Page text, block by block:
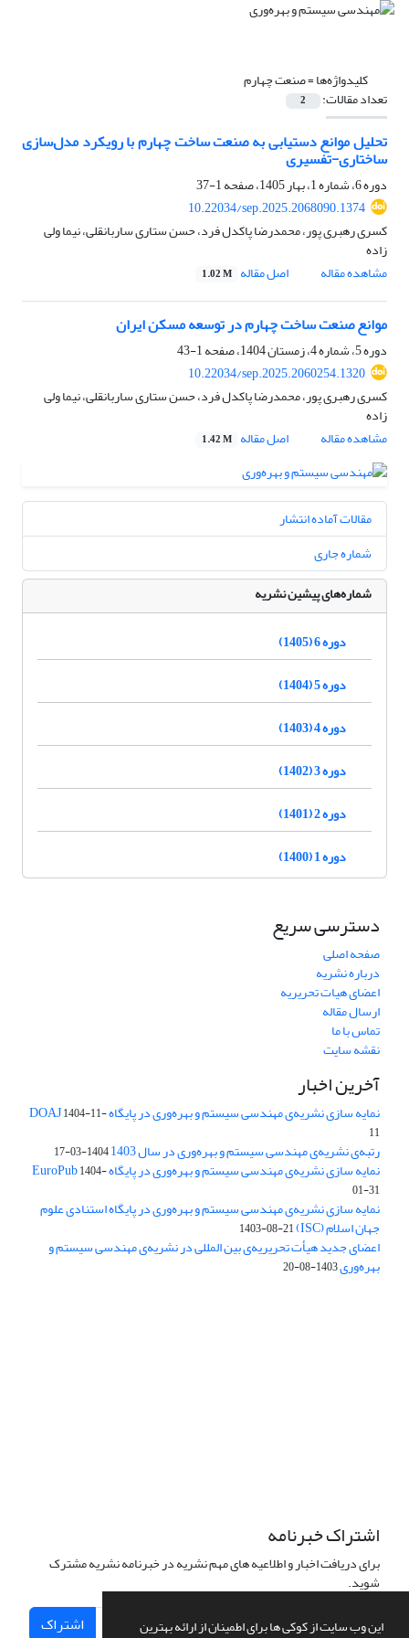
این وب سایت از کوکی ها برای اطمینان از ارائه بهترین
کلیدواژه‌ها =صنعت چهارم
تعداد مقالات: 2
تحلیل موانع دستیابی به صنعت ساخت چهارم با رویکرد مدل‌سازی
ساختاری-تفسیری
دوره 6، شماره 1، بهار 1405، صفحه
1-37
10.22034/sep.2025.2068090.1374
کسری رهبری پور، محمدرضا پاکدل فرد، حسن ستاری ساربانقلی، نیما ولی
زاده
مشاهده مقاله
اصل مقاله 1.02 M
موانع صنعت ساخت چهارم در توسعه مسکن ایران
دوره 5، شماره 4، زمستان 1404، صفحه
1-43
10.22034/sep.2025.2060254.1320
کسری رهبری پور، محمدرضا پاکدل فرد، حسن ستاری ساربانقلی، نیما ولی
زاده
مشاهده مقاله
اصل مقاله 1.42 M
مقالات آماده انتشار
شماره جاری
شماره‌های پیشین نشریه
دوره 6 (1405)
دوره 5 (1404)
دوره 4 (1403)
دوره 3 (1402)
دوره 2 (1401)
دوره 1 (1400)
دسترسی سریع
صفحه اصلی
درباره نشریه
اعضای هیات تحریریه
ارسال مقاله
تماس با ما
نقشه سایت
آخرین اخبار
نمایه سازی نشریه‌ی مهندسی سیستم و بهره‌وری در پایگاه DOAJ1404-11-
11
رتبه‌ی نشریه‌ی مهندسی سیستم و بهره‌وری در سال 1403 1404-03-17
نمایه سازی نشریه‌ی مهندسی سیستم و بهره‌وری در پایگاه EuroPub1404-
01-31
نمایه سازی نشریه‌ی مهندسی سیستم و بهره‌وری در پایگاه استنادی علوم
جهان اسلام (ISC) 1403-08-21
اعضای جدید هیأت تحریریه‌ی بین المللی در نشریه‌ی مهندسی سیستم و
بهره‌وری1403-08-20
اشتراک خبرنامه
برای دریافت اخبار و اطلاعیه های مهم نشریه در خبرنامه نشریه مشترک
شوید.
اشتراک